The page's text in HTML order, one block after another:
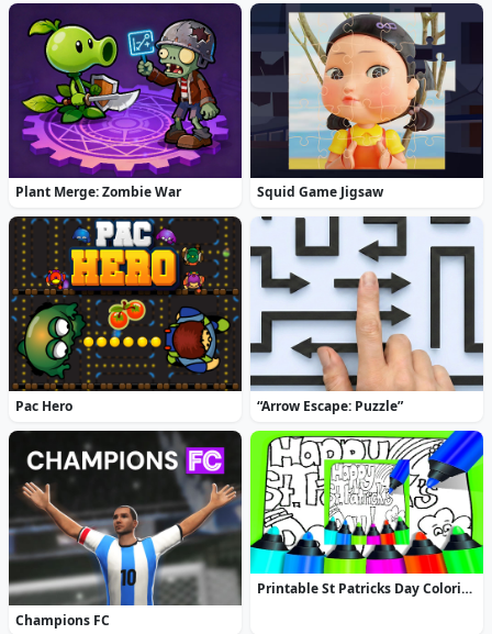
Plant Merge: Zombie War Squid Game Jigsaw
Pac Hero “Arrow Escape: Puzzle”
Champions FC
Printable St Patricks Day Coloring Pages